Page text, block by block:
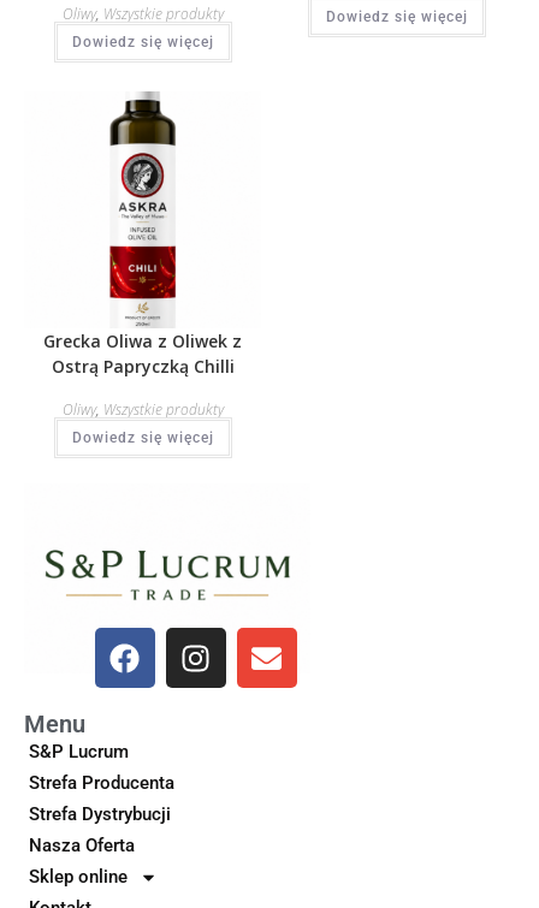
Oliwy, Wszystkie produkty
Dowiedz się więcej
Dowiedz się więcej
Oliwy, Wszystkie produkty
Grecka Oliwa z Oliwek z
Ostrą Papryczką Chilli
Dowiedz się więcej
Menu
S&P Lucrum
Strefa Producenta
Strefa Dystrybucji
Nasza Oferta
Sklep online